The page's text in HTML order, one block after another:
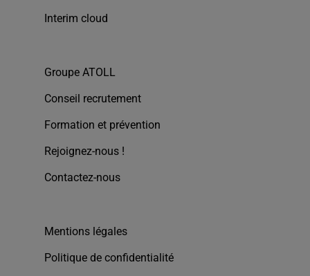
Interim cloud
Groupe ATOLL
Conseil recrutement
Formation et prévention
Rejoignez-nous !
Contactez-nous
Mentions légales
Politique de confidentialité